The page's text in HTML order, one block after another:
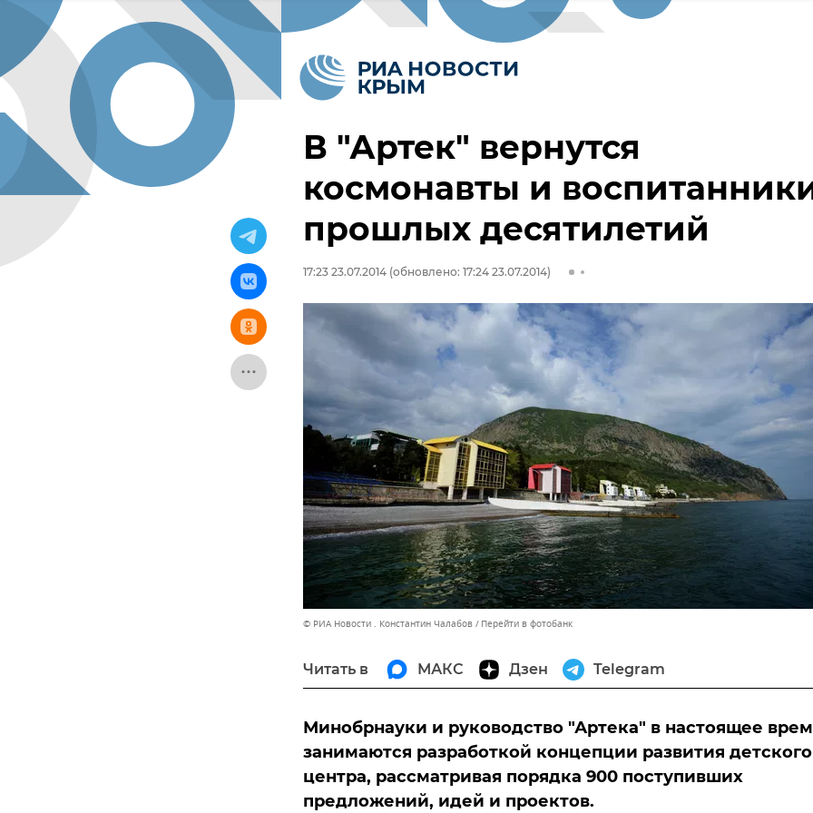
В "Артек" вернутся
космонавты и
прошлых десятилетий
17:23 23.07.2014 (обновлено: 17:24 23.07.2014)
© РИА Новости . Константин Чалабов Перейти в фотобанк
Читать в МАКС Дзен Telegram
Минобрнауки и руководство "Артека" в настоящее
занимаются разработкой концепции развития детского
центра, рассматривая порядка 900 поступивших
предложений, идей и проектов.